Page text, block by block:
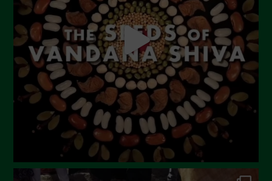
Luglio 2023
Giugno 2023
Maggio 2023
Aprile 2023
Marzo 2023
Febbraio 2023
Dicembre 2022
Novembre 2022
Ottobre 2022